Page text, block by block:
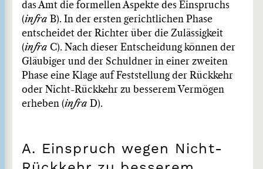
das Amt die formellen Aspekte des Einspruchs
(infra B). In der ersten gerichtlichen Phase
entscheidet der Richter über die Zulässigkeit
(infra C). Nach dieser Entscheidung können der
Gläubiger und der Schuldner in einer zweiten
Phase eine Klage auf Feststellung der Rückkehr
oder Nicht-Rückkehr zu besserem Vermögen
erheben (infra D).
A. Einspruch wegen Nicht-